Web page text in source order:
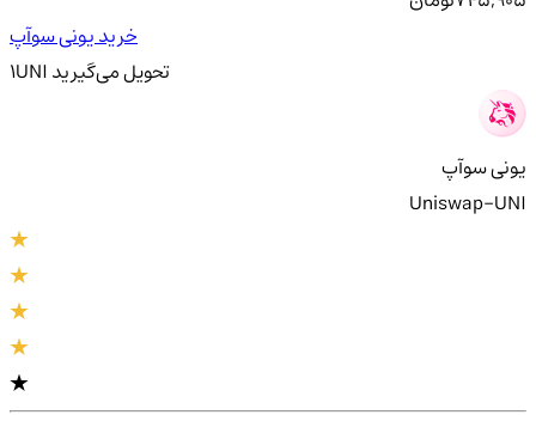
خرید یونی سوآپ
1UNI تحویلمی‌گیرید
یونی سوآپ
Uniswap-UNI